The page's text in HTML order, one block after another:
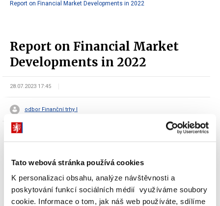
Tato webová stránka používá cookies
K personalizaci obsahu, analýze návštěvnosti a
poskytování funkcí sociálních médií využíváme soubory
cookie. Informace o tom, jak náš web používáte, sdílíme
Report on Financial Market Developments in 2022
Report on Financial Market
Developments in 2022
28.07.2023 17:45
odbor Finanční trhy I
Reports on Financial Market Developments are published on
annual basis. They cover the most significant events and trends
in the particular financial market segments.